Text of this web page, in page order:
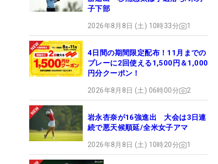
子下部
2026年8月8日 (土) 10時33分 1
4日間の期間限定配布！11月までの
プレーに2回使える1,500円＆1,000
円分クーポン！
2026年8月8日 (土) 06時00分 2
岩永杏奈が16強進出 大会は3日連
続で悪天候順延/全米女子アマ
2026年8月8日 (土) 10時20分 1